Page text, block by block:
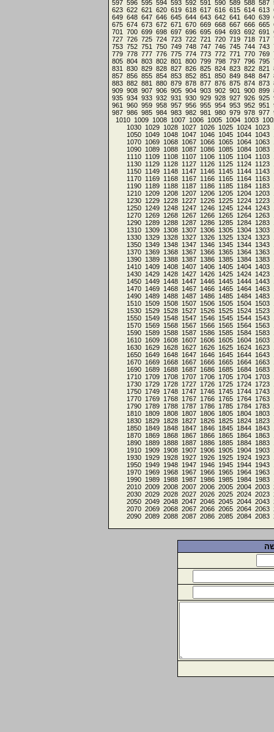
587
588
589
590
591
592
593
594
595
596
597
613
614
615
616
617
618
619
620
621
622
623
639
640
641
642
643
644
645
646
647
648
649
665
666
667
668
669
670
671
672
673
674
675
691
692
693
694
695
696
697
698
699
700
701
717
718
719
720
721
722
723
724
725
726
727
743
744
745
746
747
748
749
750
751
752
753
769
770
771
772
773
774
775
776
777
778
779
795
796
797
798
799
800
801
802
803
804
805
821
822
823
824
825
826
827
828
829
830
831
847
848
849
850
851
852
853
854
855
856
857
873
874
875
876
877
878
879
880
881
882
883
899
900
901
902
903
904
905
906
907
908
909
925
926
927
928
929
930
931
932
933
934
935
951
952
953
954
955
956
957
958
959
960
961
977
978
979
980
981
982
983
984
985
986
987
1003
1004
1005
1006
1007
1008
1009
1010
1023
1024
1025
1026
1027
1028
1029
1030
1043
1044
1045
1046
1047
1048
1049
1050
1063
1064
1065
1066
1067
1068
1069
1070
1083
1084
1085
1086
1087
1088
1089
1090
1103
1104
1105
1106
1107
1108
1109
1110
1123
1124
1125
1126
1127
1128
1129
1130
1143
1144
1145
1146
1147
1148
1149
1150
1163
1164
1165
1166
1167
1168
1169
1170
1183
1184
1185
1186
1187
1188
1189
1190
1203
1204
1205
1206
1207
1208
1209
1210
1223
1224
1225
1226
1227
1228
1229
1230
1243
1244
1245
1246
1247
1248
1249
1250
1263
1264
1265
1266
1267
1268
1269
1270
1283
1284
1285
1286
1287
1288
1289
1290
1303
1304
1305
1306
1307
1308
1309
1310
1323
1324
1325
1326
1327
1328
1329
1330
1343
1344
1345
1346
1347
1348
1349
1350
1363
1364
1365
1366
1367
1368
1369
1370
1383
1384
1385
1386
1387
1388
1389
1390
1403
1404
1405
1406
1407
1408
1409
1410
1423
1424
1425
1426
1427
1428
1429
1430
1443
1444
1445
1446
1447
1448
1449
1450
1463
1464
1465
1466
1467
1468
1469
1470
1483
1484
1485
1486
1487
1488
1489
1490
1503
1504
1505
1506
1507
1508
1509
1510
1523
1524
1525
1526
1527
1528
1529
1530
1543
1544
1545
1546
1547
1548
1549
1550
1563
1564
1565
1566
1567
1568
1569
1570
1583
1584
1585
1586
1587
1588
1589
1590
1603
1604
1605
1606
1607
1608
1609
1610
1623
1624
1625
1626
1627
1628
1629
1630
1643
1644
1645
1646
1647
1648
1649
1650
1663
1664
1665
1666
1667
1668
1669
1670
1683
1684
1685
1686
1687
1688
1689
1690
1703
1704
1705
1706
1707
1708
1709
1710
1723
1724
1725
1726
1727
1728
1729
1730
1743
1744
1745
1746
1747
1748
1749
1750
1763
1764
1765
1766
1767
1768
1769
1770
1783
1784
1785
1786
1787
1788
1789
1790
1803
1804
1805
1806
1807
1808
1809
1810
1823
1824
1825
1826
1827
1828
1829
1830
1843
1844
1845
1846
1847
1848
1849
1850
1863
1864
1865
1866
1867
1868
1869
1870
1883
1884
1885
1886
1887
1888
1889
1890
1903
1904
1905
1906
1907
1908
1909
1910
1923
1924
1925
1926
1927
1928
1929
1930
1943
1944
1945
1946
1947
1948
1949
1950
1963
1964
1965
1966
1967
1968
1969
1970
1983
1984
1985
1986
1987
1988
1989
1990
2003
2004
2005
2006
2007
2008
2009
2010
2023
2024
2025
2026
2027
2028
2029
2030
2043
2044
2045
2046
2047
2048
2049
2050
2063
2064
2065
2066
2067
2068
2069
2070
2083
2084
2085
2086
2087
2088
2089
2090